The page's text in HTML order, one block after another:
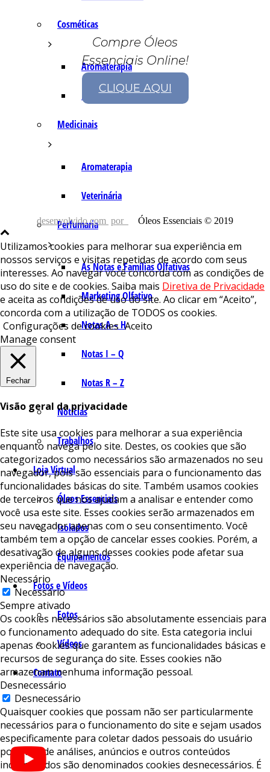
Cosméticas
Aromaterapia
Fórmulas Caseiras
Medicinais
Aromaterapia
Veterinária
Perfumaria
As Notas e Famílias Olfativas
Marketing Olfativo
Notas A – H
Notas I – Q
Notas R – Z
Notícias
Trabalhos
Loja Virtual
Óleos Essenciais
Isolados
Equipamentos
Fotos e Vídeos
Fotos
Vídeos
Contato
Compre Óleos
Essenciais Online!
CLIQUE AQUI
desenvolvido com por Óleos Essenciais © 2019
Utilizamos cookies para melhorar sua experiência em
nossos serviços e visitas repetidas de acordo com seus
interesses. Ao navegar você concorda com as condições de
uso do site e de cookies. Saiba mais Diretiva de Privacidade
e aceita as condições de uso do site. Ao clicar em “Aceito”,
concorda com a utilização de TODOS os cookies.
Configurações de cookies Aceito
Manage consent
Fechar
Visão geral da privacidade
Este site usa cookies para melhorar a sua experiência
enquanto navega pelo site. Destes, os cookies que são
categorizados como necessários são armazenados no seu
navegador, pois são essenciais para o funcionamento das
funcionalidades básicas do site. Também usamos cookies
de terceiros que nos ajudam a analisar e entender como
você usa este site. Esses cookies serão armazenados em
seu navegador apenas com o seu consentimento. Você
também tem a opção de cancelar esses cookies. Porém, a
desativação de alguns desses cookies pode afetar sua
experiência de navegação.
Necessário
Necessário
Sempre ativado
Os cookies necessários são absolutamente essenciais para
o funcionamento adequado do site. Esta categoria inclui
apenas cookies que garantem as funcionalidades básicas e
recursos de segurança do site. Esses cookies não
armazenam nenhuma informação pessoal.
Desnecessário
Desnecessário
Quaisquer cookies que possam não ser particularmente
necessários para o funcionamento do site e sejam usados ​​
especificamente para coletar dados pessoais do usuário
por meio de análises, anúncios e outros conteúdos
incorporados são denominados cookies desnecessários. É